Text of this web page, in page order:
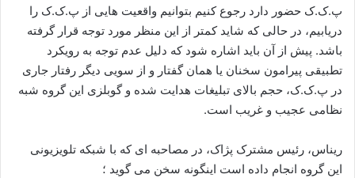
پ.ک.ک حضور دارد رجوع کنیم بتوانیم واقعیت هایی از پ.ک.ک را
دریابیم، در حالی که شاید کمتر از این منظر مورد توجه قرار گرفته
باشد. پیش از آن باید اشاره شود که دلیل عدم توجه به رویکرد
تطبیقی پیرامون سخنان یا همان گفتار و از سویی دیگر رفتار جاری
در پ.ک.ک، حجم بالای تبلیغات هدایت شده و گوبلزی این گروه شبه
نظامی عجیب و غریب است.
ریناس، رئیس مشترک پژاک، در مصاحبه ای که با شبکه تلویزیونی
این گروه انجام داده است اینگونه سخن می گوید ؛